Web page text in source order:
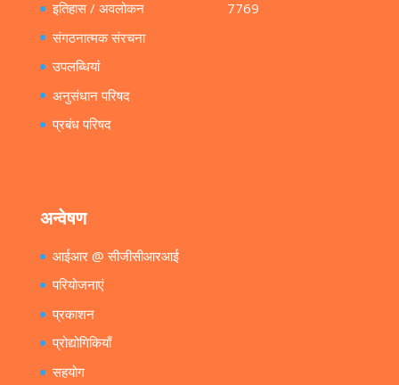
इतिहास / अवलोकन
संगठनात्मक संरचना
उपलब्धियां
अनुसंधान परिषद
प्रबंध परिषद
7769
अन्वेषण
आईआर @ सीजीसीआरआई
परियोजनाएं
प्रकाशन
प्रोद्योगिकियाँ
सहयोग